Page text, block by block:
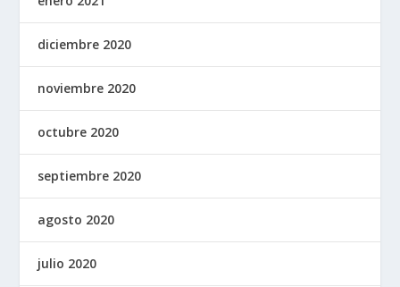
diciembre 2020
noviembre 2020
octubre 2020
septiembre 2020
agosto 2020
julio 2020